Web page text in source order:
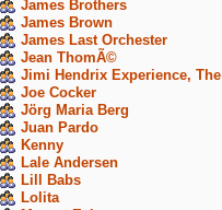
James Brothers
James Brown
James Last Orchester
Jean ThomÃ©
Jimi Hendrix Experience, The
Joe Cocker
Jörg Maria Berg
Juan Pardo
Kenny
Lale Andersen
Lill Babs
Lolita